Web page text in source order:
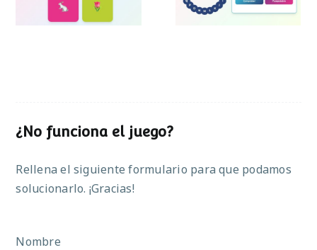
¿No funciona el juego?
Rellena el siguiente formulario para que podamos
solucionarlo. ¡Gracias!
Nombre